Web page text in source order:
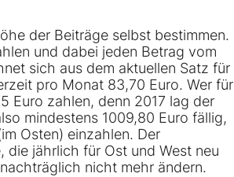
der Beiträge selbst bestimmen.
und dabei jeden Betrag vom
sich aus dem aktuellen Satz für
pro Monat 83,70 Euro. Wer für
Euro zahlen, denn 2017 lag der
mindestens 1009,80 Euro fällig,
Osten) einzahlen. Der
jährlich für Ost und West neu
nicht mehr ändern.